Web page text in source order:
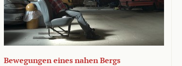
Bewegungen eines nahen Bergs